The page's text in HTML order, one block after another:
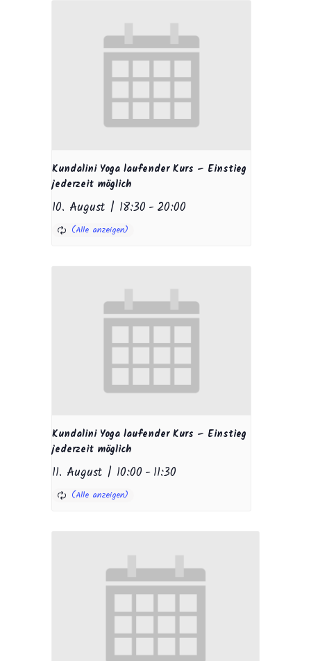
Kundalini Yoga laufender Kurs – Einstieg
jederzeit möglich
10. August | 18:30 -20:00
Kundalini Yoga laufender Kurs – Einstieg
jederzeit möglich
11. August | 10:00 -11:30